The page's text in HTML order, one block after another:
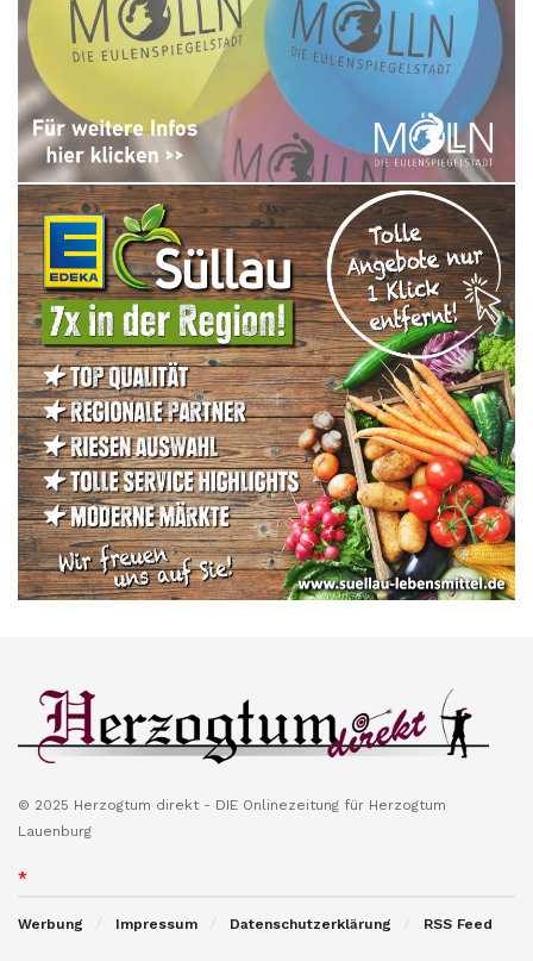
© 2025 Herzogtum direkt - DIE Onlinezeitung für Herzogtum
Lauenburg
*
Werbung Impressum Datenschutzerklärung RSS Feed